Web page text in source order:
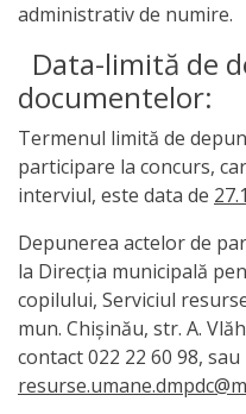
administrativ de numire.
Data-limită de
documentelor:
Termenul limită de
participare la concurs,
interviul, este data de
Depunerea actelor de
la Direcţia municipală
copilului, Serviciul
mun. Chişinău, str. A.
contact 022 22 60 98,